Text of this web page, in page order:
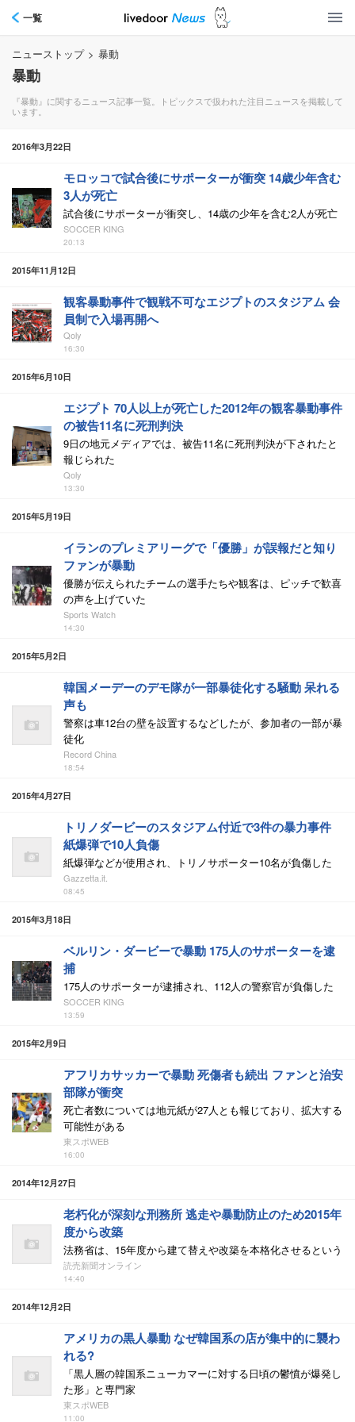
一覧
ニューストップ > 暴動
暴動
『暴動』に関するニュース記事一覧。トピックスで扱われた注目ニュースを掲載して
います。
2016年3月22日
モロッコで試合後にサポーターが衝突 14歳少年含む
3人が死亡
試合後にサポーターが衝突し、14歳の少年を含む2人が死亡
SOCCER KING
20:13
2015年11月12日
観客暴動事件で観戦不可なエジプトのスタジアム 会
員制で入場再開へ
Qoly
16:30
2015年6月10日
エジプト 70人以上が死亡した2012年の観客暴動事件
の被告11名に死刑判決
9日の地元メディアでは、被告11名に死刑判決が下されたと
報じられた
Qoly
13:30
2015年5月19日
イランのプレミアリーグで「優勝」が誤報だと知り
ファンが暴動
優勝が伝えられたチームの選手たちや観客は、ピッチで歓喜
の声を上げていた
Sports Watch
14:30
2015年5月2日
韓国メーデーのデモ隊が一部暴徒化する騒動 呆れる
声も
警察は車12台の壁を設置するなどしたが、参加者の一部が暴
徒化
Record China
18:54
2015年4月27日
トリノダービーのスタジアム付近で3件の暴力事件
紙爆弾で10人負傷
紙爆弾などが使用され、トリノサポーター10名が負傷した
Gazzetta.it.
08:45
2015年3月18日
ベルリン・ダービーで暴動 175人のサポーターを逮
捕
175人のサポーターが逮捕され、112人の警察官が負傷した
SOCCER KING
13:59
2015年2月9日
アフリカサッカーで暴動 死傷者も続出 ファンと治安
部隊が衝突
死亡者数については地元紙が27人とも報じており、拡大する
可能性がある
東スポWEB
16:00
2014年12月27日
老朽化が深刻な刑務所 逃走や暴動防止のため2015年
度から改築
法務省は、15年度から建て替えや改築を本格化させるという
読売新聞オンライン
14:40
2014年12月2日
アメリカの黒人暴動 なぜ韓国系の店が集中的に襲わ
れる?
「黒人層の韓国系ニューカマーに対する日頃の鬱憤が爆発し
た形」と専門家
東スポWEB
11:00